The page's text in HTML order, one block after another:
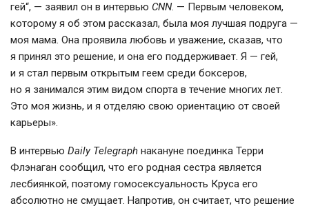
гей“, — заявил он в интервью CNN. — Первым человеком,
которому я об этом рассказал, была моя лучшая подруга —
моя мама. Она проявила любовь и уважение, сказав, что
я принял это решение, и она его поддерживает. Я — гей,
и я стал первым открытым геем среди боксеров,
но я занимался этим видом спорта в течение многих лет.
Это моя жизнь, и я отделяю свою ориентацию от своей
карьеры».
В интервью Daily Telegraph накануне поединка Терри
Флэнаган сообщил, что его родная сестра является
лесбиянкой, поэтому гомосексуальность Круса его
абсолютно не смущает. Напротив, он считает, что решение